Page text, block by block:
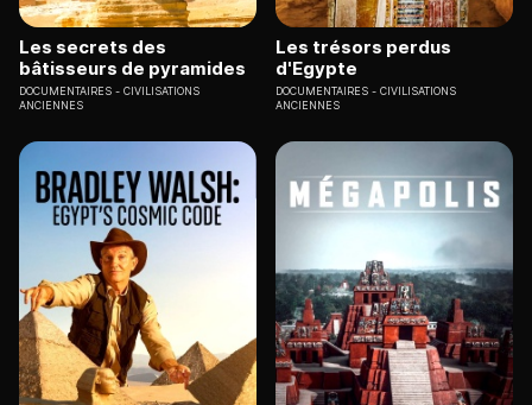
Les secrets des
bâtisseurs de pyramides
DOCUMENTAIRES
CIVILISATIONS
ANCIENNES
Les trésors perdus
d'Egypte
DOCUMENTAIRES
CIVILISATIONS
ANCIENNES